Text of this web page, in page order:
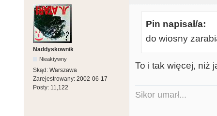
Naddyskownik
Nieaktywny
Skąd: Warszawa
Zarejestrowany: 2002-06-17
Posty: 11,122
Pin napisał/a:
do wiosny
To i tak więcej, niż
Sikor umarł...